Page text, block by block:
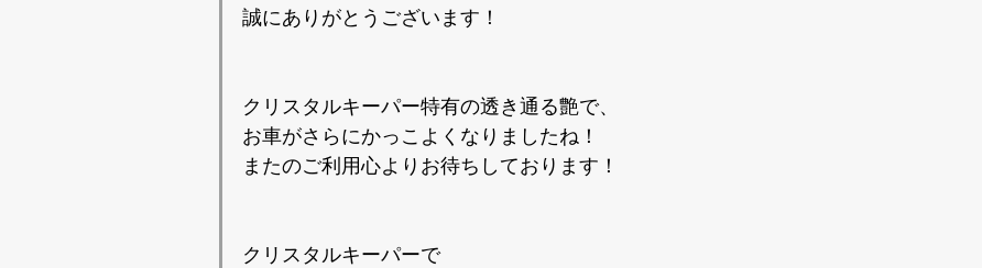
誠にありがとうございます！
クリスタルキーパー特有の透き通る艶で、
お車がさらにかっこよくなりましたね！
またのご利用心よりお待ちしております！
クリスタルキーパーで